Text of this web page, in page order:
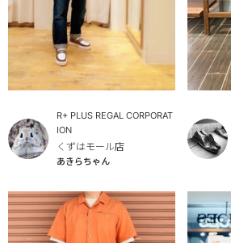
R+ PLUS REGAL CORPORAT
ION
くずはモール店
あきらちゃん